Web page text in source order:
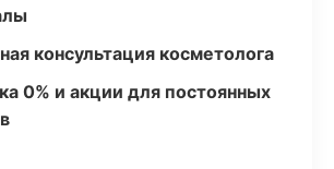
консультация косметолога
0% и акции для постоянных